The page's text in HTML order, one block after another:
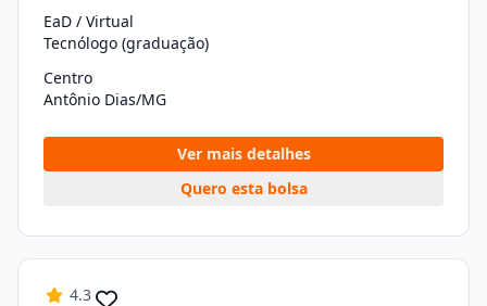
EaD / Virtual
Tecnólogo (graduação)
Centro
Antônio Dias/MG
Ver mais detalhes
Quero esta bolsa
4.3